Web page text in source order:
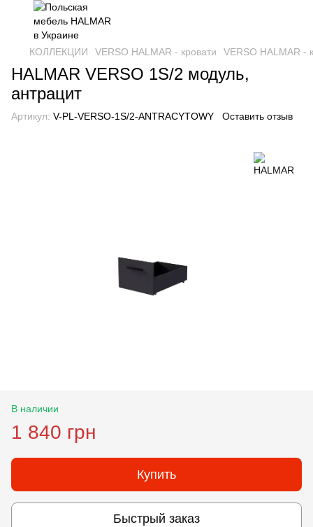
КОЛЛЕКЦИИ VERSO HALMAR - кровати VERSO HALMAR -
HALMAR VERSO 1S/2 модуль,
антрацит
Артикул: V-PL-VERSO-1S/2-ANTRACYTOWY Оставить отзыв
В наличии
1 840 грн
Купить
Быстрый заказ